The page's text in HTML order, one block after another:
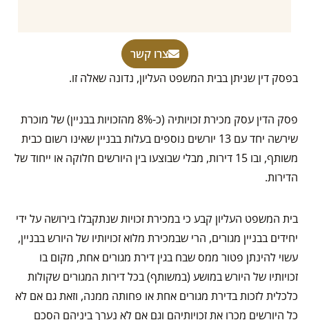
צרו קשר
בפסק דין שניתן בבית המשפט העליון, נדונה שאלה זו.
פסק הדין עסק מכירת זכויותיה (כ-8% מהזכויות בבניין) של מוכרת
שירשה יחד עם 13 יורשים נוספים בעלות בבניין שאינו רשום כבית
משותף, ובו 15 דירות, מבלי שבוצעו בין היורשים חלוקה או ייחוד של
הדירות.
בית המשפט העליון קבע כי במכירת זכויות שנתקבלו בירושה על ידי
יחידים בבניין מגורים, הרי שבמכירת מלוא זכויותיו של היורש בבניין,
עשוי להינתן פטור ממס שבח בגין דירת מגורים אחת, מקום בו
זכויותיו של היורש במושע (במשותף) בכל דירות המגורים שקולות
כלכלית לזכות בדירת מגורים אחת או פחותה ממנה, וזאת גם אם לא
כל היורשים מכרו את זכויותיהם וגם אם לא נערך ביניהם הסכם